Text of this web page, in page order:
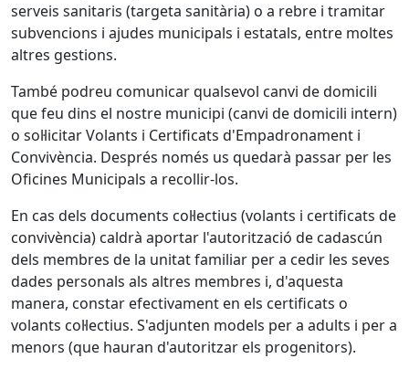
serveis sanitaris (targeta sanitària) o a rebre i tramitar
subvencions i ajudes municipals i estatals, entre moltes
altres gestions.
També podreu comunicar qualsevol canvi de domicili
que feu dins el nostre municipi (canvi de domicili intern)
o sol·licitar Volants i Certificats d'Empadronament i
Convivència. Després només us quedarà passar per les
Oficines Municipals a recollir-los.
En cas dels documents col·lectius (volants i certificats de
convivència) caldrà aportar l'autorització de cadascún
dels membres de la unitat familiar per a cedir les seves
dades personals als altres membres i, d'aquesta
manera, constar efectivament en els certificats o
volants col·lectius. S'adjunten models per a adults i per a
menors (que hauran d'autoritzar els progenitors).